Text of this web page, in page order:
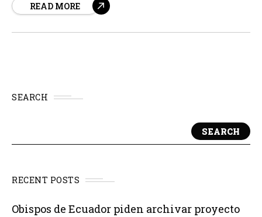
escuchar música. En lugar de eso, muchos están
READ MORE
SEARCH
SEARCH
RECENT POSTS
Obispos de Ecuador piden archivar proyecto